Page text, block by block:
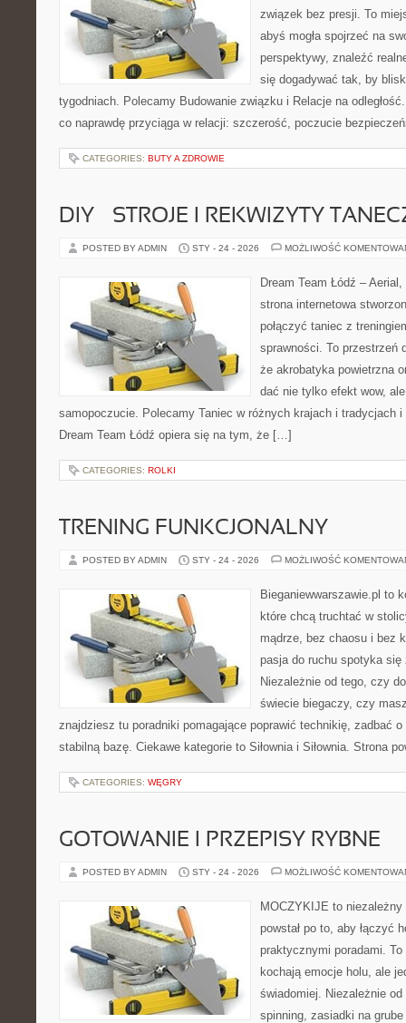
związek bez presji. To
abyś mogła spojrzeć na
perspektywy, znaleźć
się dogadywać tak, by
tygodniach. Polecamy Budowanie związku i Relacje na
co naprawdę przyciąga w relacji: szczerość, poczucie
CATEGORIES: BUTY A ZDROWIE
DIY – STROJE I REKWIZYTY
POSTED BY ADMIN STY - 24 - 2026 MOŻLIWOŚĆ
Dream Team Łódź –
strona internetowa
połączyć taniec z
sprawności. To przestrzeń
że akrobatyka powietrzna
dać nie tylko efekt wow,
samopoczucie. Polecamy Taniec w różnych krajach i tradycjach
Dream Team Łódź opiera się na tym, że […]
CATEGORIES: ROLKI
TRENING FUNKCJONALNY
POSTED BY ADMIN STY - 24 - 2026 MOŻLIWOŚĆ
Bieganiewwarszawie.pl to
które chcą truchtać w
mądrze, bez chaosu i bez
pasja do ruchu spotyka się
Niezależnie od tego, czy
świecie biegaczy, czy
znajdziesz tu poradniki pomagające poprawić technikię, zadbać
stabilną bazę. Ciekawe kategorie to Siłownia i Siłownia. Strona
CATEGORIES: WĘGRY
GOTOWANIE I PRZEPISY RYBNE
POSTED BY ADMIN STY - 24 - 2026 MOŻLIWOŚĆ
MOCZYKIJE to
powstał po to, aby łączyć
praktycznymi poradami.
kochają emocje holu, ale
świadomiej. Niezależnie
spinning, zasiadki na